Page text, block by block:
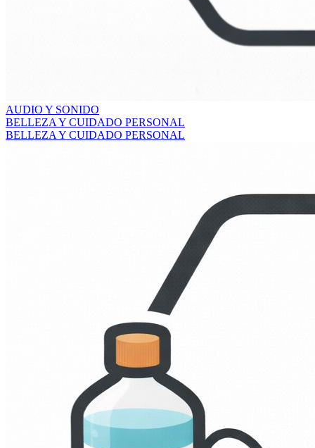
AUDIO Y SONIDO
BELLEZA Y CUIDADO PERSONAL
BELLEZA Y CUIDADO PERSONAL